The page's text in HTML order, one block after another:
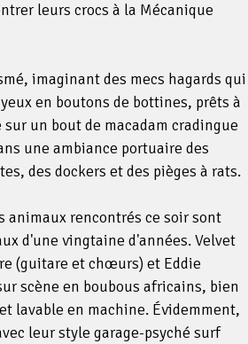
leurs crocs à la Mécanique
imaginant des mecs hagards qui
en boutons de bottines, prêts à
un bout de macadam cradingue
une ambiance portuaire des
des dockers et des pièges à rats.
animaux rencontrés ce soir sont
d'une vingtaine d'années. Velvet
(guitare et chœurs) et Eddie
scène en boubous africains, bien
lavable en machine. Évidemment,
leur style garage-psyché surf